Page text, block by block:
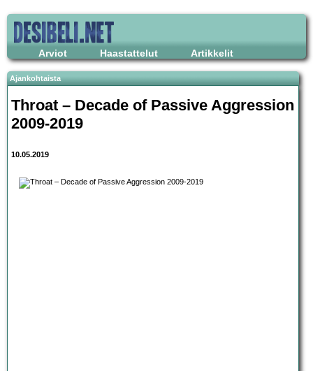
Arviot Haastattelut Artikkelit
Ajankohtaista
Throat – Decade of Passive Aggression
2009-2019
10.05.2019